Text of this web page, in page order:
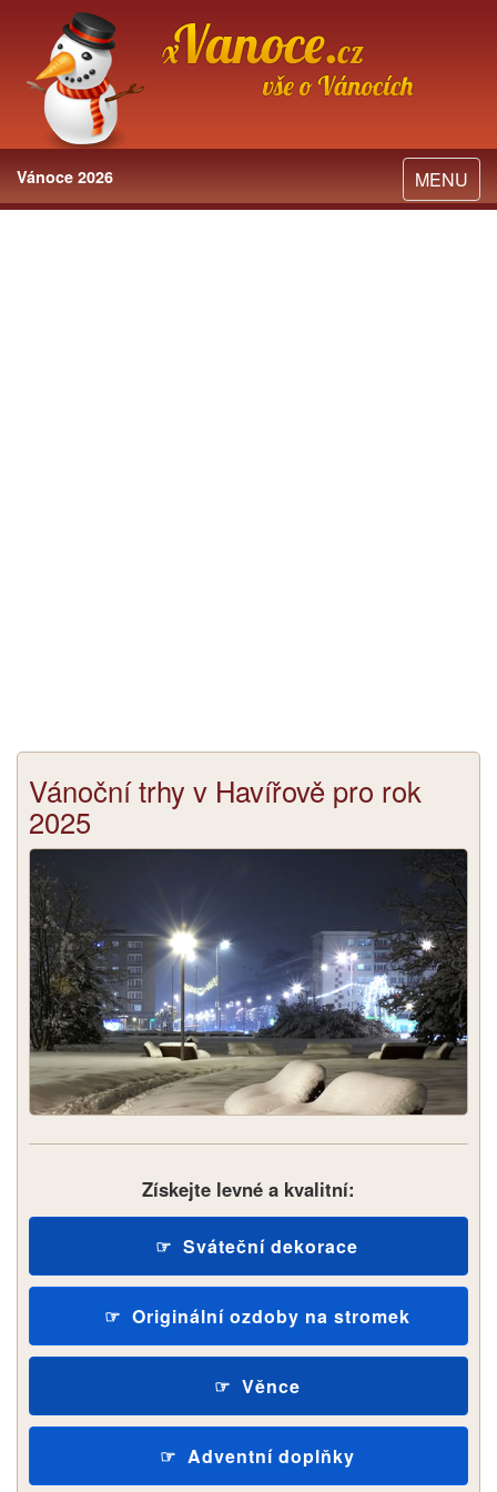
Toggle
navigation
MENU
Vánoce 2026
Vánoční trhy v Havířově pro rok
2025
Získejte levné a kvalitní:
Sváteční dekorace
Originální ozdoby na stromek
Věnce
Adventní doplňky